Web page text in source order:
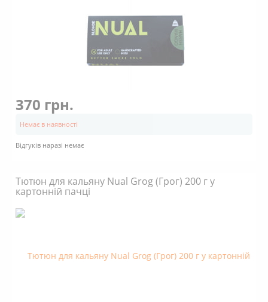
370 грн.
Немає в наявності
Відгуків наразі немає
Тютюн для кальяну Nual Grog (Грог) 200 г у
картонній пачці